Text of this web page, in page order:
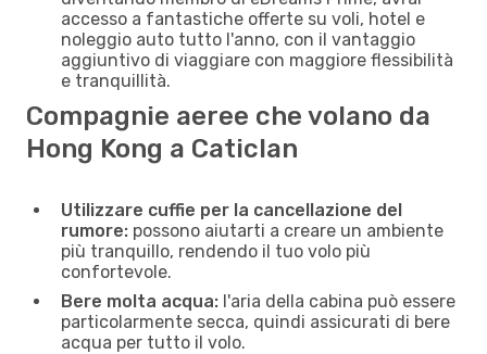
accesso a fantastiche offerte su voli, hotel e
noleggio auto tutto l'anno, con il vantaggio
aggiuntivo di viaggiare con maggiore flessibilità
e tranquillità.
Compagnie aeree che volano da
Hong Kong a Caticlan
Utilizzare cuffie per la cancellazione del
rumore: possono aiutarti a creare un ambiente
più tranquillo, rendendo il tuo volo più
confortevole.
Bere molta acqua: l'aria della cabina può essere
particolarmente secca, quindi assicurati di bere
acqua per tutto il volo.